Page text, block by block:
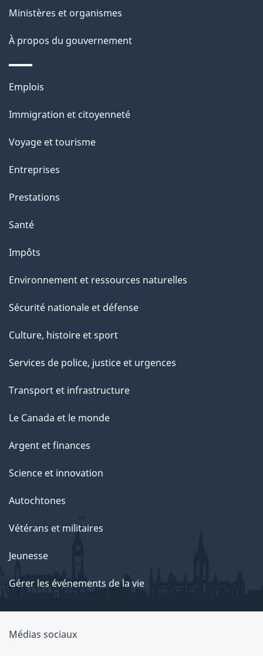
a
g
e
Ministères et organismes
À propos du gouvernement
Thèmes
sujets
Emplois
Immigration et citoyenneté
Voyage et tourisme
Entreprises
Prestations
Santé
Impôts
Environnement et ressources naturelles
Sécurité nationale et défense
Culture, histoire et sport
Services de police, justice et urgences
Transport et infrastructure
Le Canada et le monde
Argent et finances
Science et innovation
Autochtones
Vétérans et militaires
Jeunesse
Gérer les événements de la vie
Organisation
Médias sociaux